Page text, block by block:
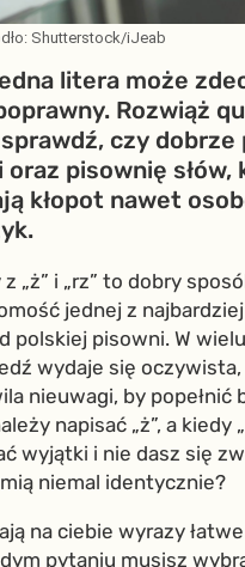
Shutterstock/iJeab
litera może
Rozwiąż
czy dobrze
pisownię słów,
kłopot nawet
„ż” i „rz” to dobry
jednej z najbardziej
polskiej pisowni. W
wydaje się oczywista,
nieuwagi, by popełnić
napisać „ż”, a kiedy
wyjątki i nie dasz się
niemal identycznie?
na ciebie wyrazy
pytaniu musisz